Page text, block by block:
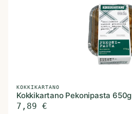
KOKKIKARTANO
Kokkikartano Pekonipasta 650g
7,89 €